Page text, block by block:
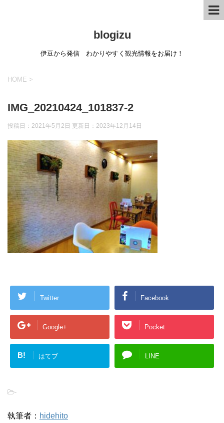
blogizu
伊豆から発信 わかりやすく観光情報をお届け！
HOME >
IMG_20210424_101837-2
投稿日：2021年5月2日 更新日： 2023年12月14日
Twitter Facebook
Google+ Pocket
B! はてブ LINE
-
執筆者： hidehito